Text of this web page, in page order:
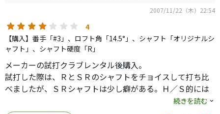
2007/11/22（木）22:54
4
【購入】番手「#3」、ロフト角「14.5°」、シャフト「オリジナルシ
ャフト」、シャフト硬度「R」
メーカーの試打クラブレンタル後購入。
試打した際は、ＲとＳＲのシャフトをチョイスして打ち比
べましたが、ＳＲシャフトは少し癖がある。Ｈ／Ｓ的には
ＳＲなのですが、Ｒでも十分シャフトが耐えられるような
続きを読む